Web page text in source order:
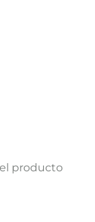
producto